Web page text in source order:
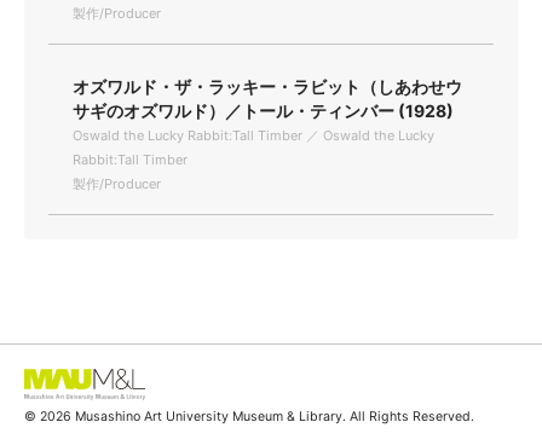
製作/Producer
オズワルド・ザ・ラッキー・ラビット（しあわせウ
サギのオズワルド）／トール・ティンバー (1928)
Oswald the Lucky Rabbit:Tall Timber ／ Oswald the Lucky
Rabbit:Tall Timber
製作/Producer
© 2026 Musashino Art University Museum & Library. All Rights Reserved.